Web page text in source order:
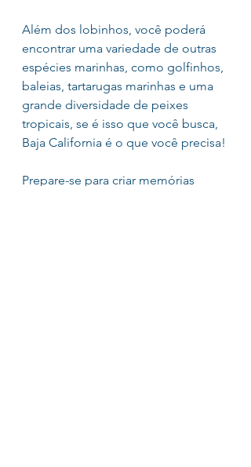
Além dos lobinhos, você poderá
encontrar uma variedade de outras
espécies marinhas, como golfinhos,
baleias, tartarugas marinhas e uma
grande diversidade de peixes
tropicais, se é isso que você busca,
Baja California é o que você precisa!
Prepare-se para criar memórias